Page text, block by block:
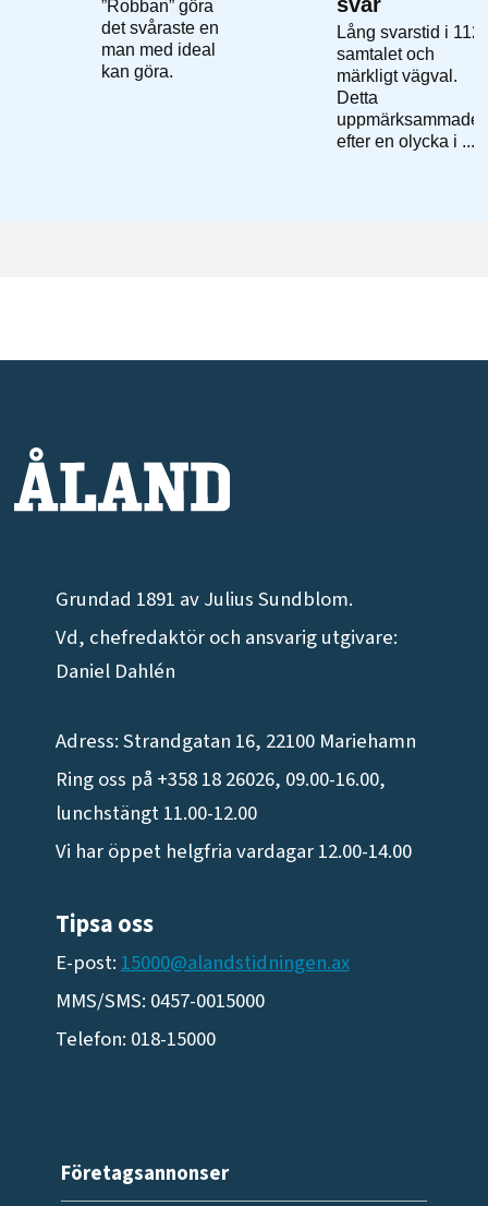
Grundad 1891 av Julius Sundblom.
Vd, chefredaktör och ansvarig utgivare:
Daniel Dahlén
Adress: Strandgatan 16, 22100 Mariehamn
Ring oss på +358 18 26026, 09.00-16.00,
lunchstängt 11.00-12.00
Vi har öppet helgfria vardagar 12.00-14.00
Tipsa oss
E-post:15000@alandstidningen.ax
MMS/SMS: 0457-0015000
Telefon: 018-15000
Företagsannonser